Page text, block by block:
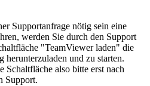
Supportanfrage nötig sein eine
werden Sie durch den Support
"TeamViewer laden" die
herunterzuladen und zu starten.
Schaltfläche also bitte erst nach
Support.